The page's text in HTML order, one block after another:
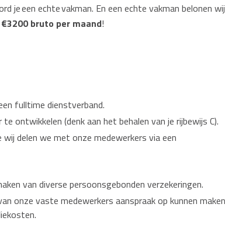
je een echte vakman. En een echte vakman belonen
bruto per maand!
fulltime dienstverband.
ontwikkelen (denk aan het behalen van je rijbewijs C).
delen we met onze medewerkers via een
van diverse persoonsgebonden verzekeringen.
onze vaste medewerkers aanspraak op kunnen